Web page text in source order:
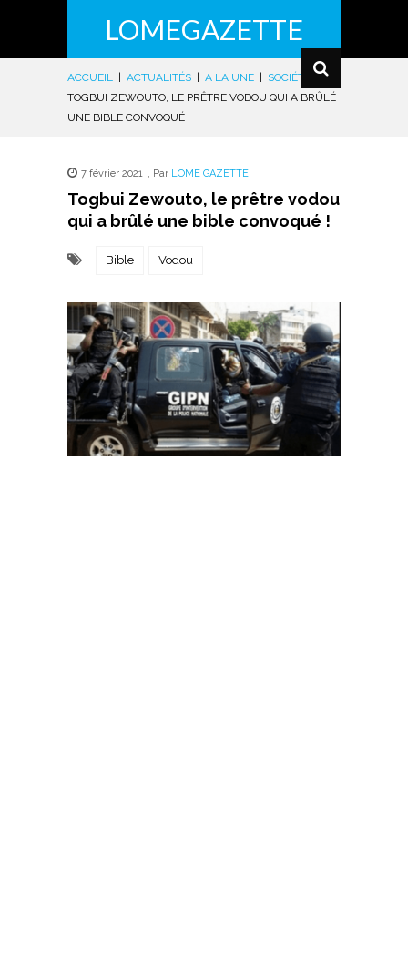
LOMEGAZETTE
ACCUEIL ACTUALITÉS A LA UNE SOCIÉTÉ
|
TOGBUI ZEWOUTO, LE PRÊTRE VODOU QUI A BRÛLÉ
UNE BIBLE CONVOQUÉ !
7 février 2021 , Par LOME GAZETTE
Togbui Zewouto, le prêtre vodou
qui a brûlé une bible convoqué !
Bible Vodou